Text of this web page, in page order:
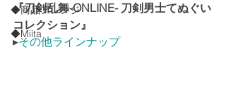
◆商品アレンジ
◆Miita
『刀剣乱舞-ONLINE- 刀剣男士てぬぐい
コレクション』
▸その他ラインナップ